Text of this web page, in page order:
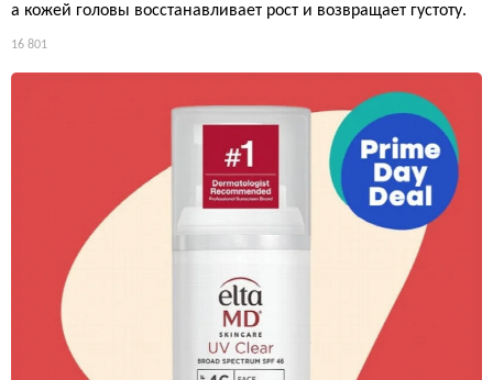
а кожей головы восстанавливает рост и возвращает густоту.
16 801